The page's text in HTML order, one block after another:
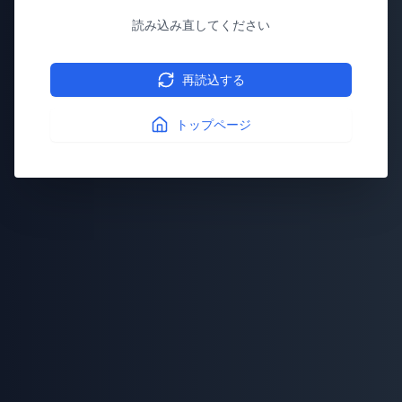
読み込み直してください
再読込する
トップページ